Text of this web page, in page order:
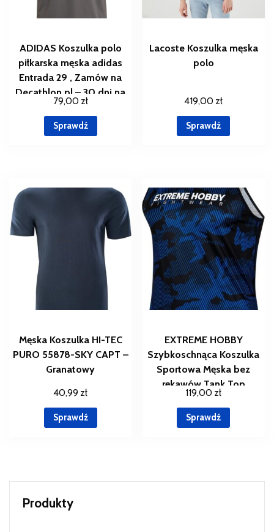
ADIDAS Koszulka polo
piłkarska męska adidas
Entrada 29 , Zamów na
Decathlon.pl – 30 dni na
zwrot , Szary
79,00 zł
Sprawdź
Lacoste Koszulka męska
polo
419,00 zł
Sprawdź
Męska Koszulka HI-TEC
PURO 55878-SKY CAPT –
Granatowy
40,99 zł
Sprawdź
EXTREME HOBBY
Szybkoschnąca Koszulka
Sportowa Męska bez
rękawów Tank Top
Techniczny HAVOC –
Click&Collect – Zamów na
Decathlon.pl, odbierz za
119,00 zł
Sprawdź
Produkty